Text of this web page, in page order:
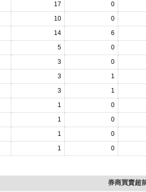
17
0
10
0
14
6
5
0
3
0
3
1
3
1
1
0
1
0
1
0
1 0
券商買賣超